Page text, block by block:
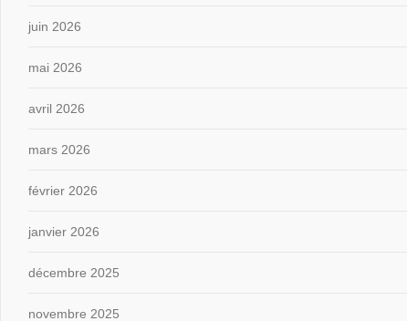
juin 2026
mai 2026
avril 2026
mars 2026
février 2026
janvier 2026
décembre 2025
novembre 2025